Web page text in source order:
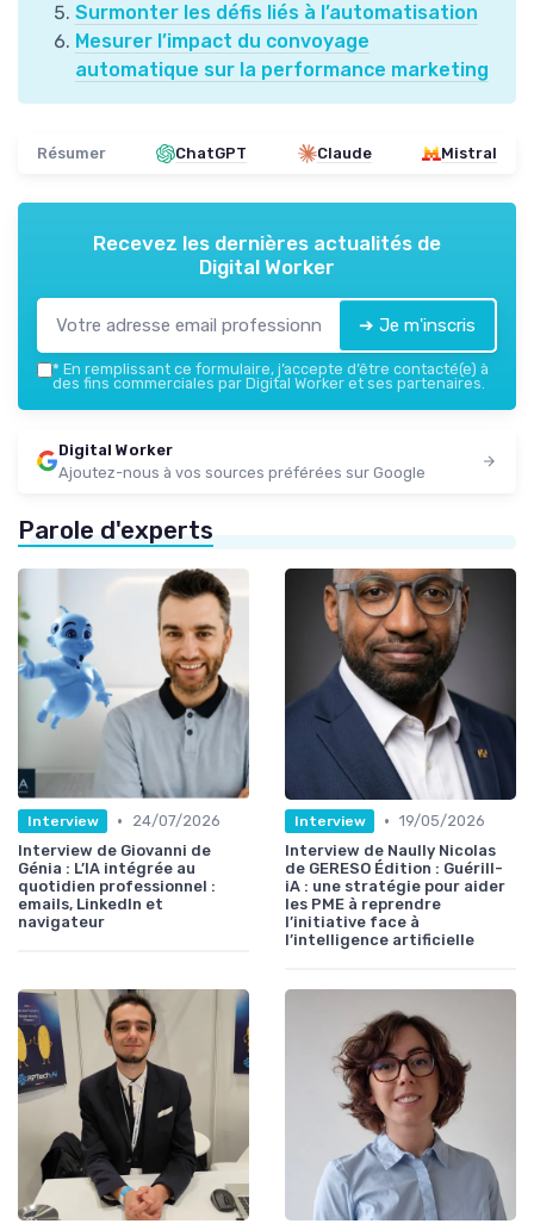
Surmonter les défis liés à l’automatisation
Mesurer l’impact du convoyage
automatique sur la performance marketing
Résumer ChatGPT Claude Mistral
Recevez les dernières actualités de
Digital Worker
➔ Je m'inscris
* En remplissant ce formulaire, j’accepte d’être contacté(e) à
des fins commerciales par Digital Worker et ses partenaires.
Digital Worker
Ajoutez-nous à vos sources préférées sur Google
Parole d'experts
Interview •
24/07/2026
Interview de Giovanni de
Génia : L’IA intégrée au
quotidien professionnel :
emails, LinkedIn et
navigateur
Interview • 19/05/2026
Interview de Naully Nicolas
de GERESO Édition : Guérill-
iA : une stratégie pour aider
les PME à reprendre
l’initiative face à
l’intelligence artificielle